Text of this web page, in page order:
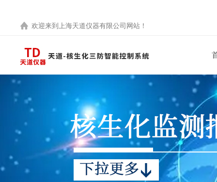
欢迎来到 上海天道仪器有限公司 网站！